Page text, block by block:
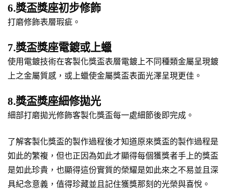
6.獎盃獎座初步修飾
打磨修飾表層瑕疵。
7.獎盃獎座電鍍或上蠟
使用電鍍技術在客製化獎盃表層電鍍上不同種類金屬呈現鍍
上之金屬質感，或上蠟使金屬獎盃表面光澤呈現更佳。
8.獎盃獎座細修拋光
細部打磨拋光修飾客製化獎盃每一處細節後即完成。
了解客製化獎盃的製作過程後才知道原來獎盃的製作過程是
如此的繁複，但也正因為如此才顯得每個獲獎者手上的獎盃
是如此珍貴，也顯得這份實質的榮耀是如此來之不易並且深
具紀念意義，值得珍藏並且記住獲獎那刻的光榮與喜悅。